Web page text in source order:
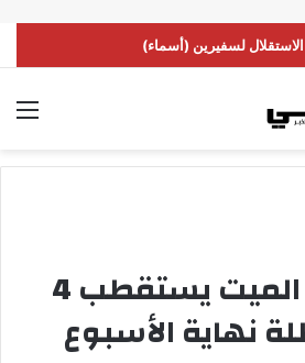
لسفيرين (أسماء)
شاطئ البحر الميت يستقطب 4
نهاية الأسبوع